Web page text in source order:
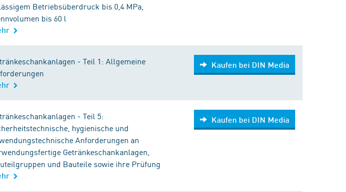
Betriebsüberdruck bis 0,4 MPa,
bis 60 l
- Teil 1: Allgemeine
Kaufen bei DIN Media
- Teil 5:
hygienische und
Anforderungen an
Getränkeschankanlagen,
und Bauteile sowie ihre Prüfung
Kaufen bei DIN Media